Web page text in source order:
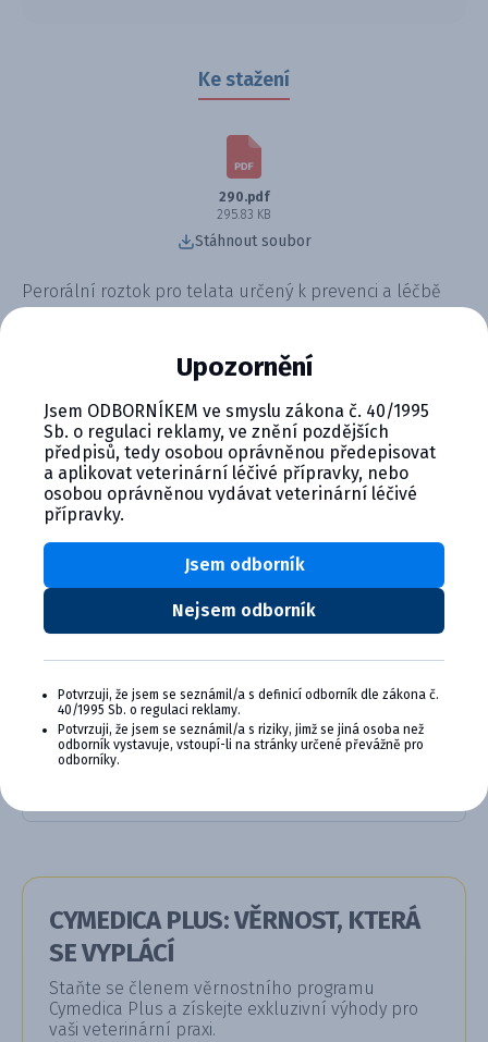
Ke stažení
290.pdf
295.83 KB
Stáhnout soubor
Perorální roztok pro telata určený k prevenci a léčbě
Obsahuje halofuginon, který snižuje množství patogenů
a zmírňuje příznaky infekce. Pomáhá telatům k
rychlejšímu zotavení a lepšímu růstu.
Alternativní produkty
Halagon, 0,5 mg/ml, perorální ...
CYMEDICA PLUS: VĚRNOST, KTERÁ
SE VYPLÁCÍ
Staňte se členem věrnostního programu
Cymedica Plus a získejte exkluzivní výhody pro
vaši veterinární praxi.
Upozornění
Jsem ODBORNÍKEM ve smyslu zákona č. 40/1995
Sb. o regulaci reklamy, ve znění pozdějších
předpisů, tedy osobou oprávněnou předepisovat
a aplikovat veterinární léčivé přípravky, nebo
osobou oprávněnou vydávat veterinární léčivé
přípravky.
Nejsem odborník
Jsem odborník
Potvrzuji, že jsem se seznámil/a s definicí odborník dle zákona č.
40/1995 Sb. o regulaci reklamy.
Potvrzuji, že jsem se seznámil/a s riziky, jimž se jiná osoba než
odborník vystavuje, vstoupí-li na stránky určené převážně pro
odborníky.